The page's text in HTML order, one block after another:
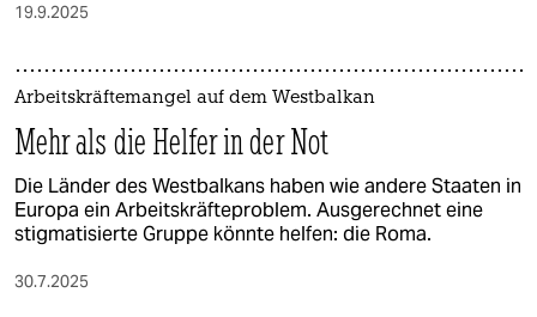
19.9.2025
Arbeitskräftemangel auf dem Westbalkan
Mehr als die Helfer in der Not
Die Länder des Westbalkans haben wie andere Staaten in
Europa ein Arbeitskräfteproblem. Ausgerechnet eine
stigmatisierte Gruppe könnte helfen: die Roma.
30.7.2025